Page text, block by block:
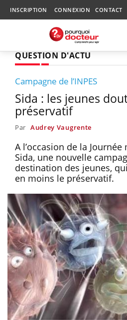
INSCRIPTION CONNEXION CONTACT
QUESTION D'ACTU
Campagne de l’INPES
Sida : les jeunes
préservatif
Par Audrey Vaugrente
A l’occasion de la
Sida, une nouvelle
destination des jeunes,
en moins le préservatif.